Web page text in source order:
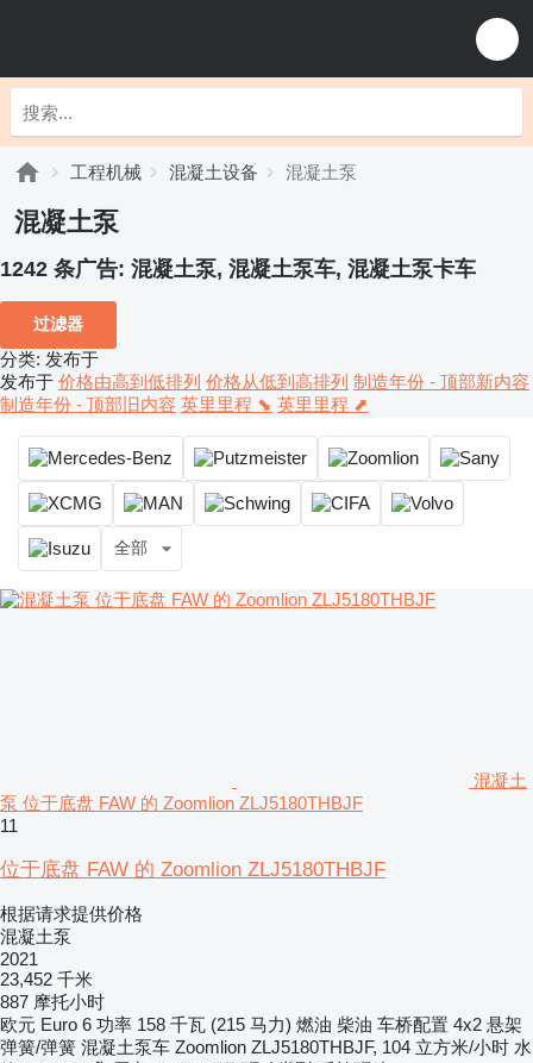
工程机械 混凝土设备 混凝土泵
混凝土泵
1242 条广告: 混凝土泵, 混凝土泵车, 混凝土泵卡车
过滤器
分类: 发布于
发布于 价格由高到低排列 价格从低到高排列 制造年份 - 顶部新内容
制造年份 - 顶部旧内容 英里里程 ⬊ 英里里程 ⬈
全部
混凝土
泵 位于底盘 FAW 的 Zoomlion ZLJ5180THBJF
11
位于底盘 FAW 的 Zoomlion ZLJ5180THBJF
根据请求提供价格
混凝土泵
2021
23,452 千米
887 摩托小时
欧元 Euro 6 功率 158 千瓦 (215 马力) 燃油 柴油 车桥配置 4x2 悬架
弹簧/弹簧 混凝土泵车 Zoomlion ZLJ5180THBJF, 104 立方米/小时 水